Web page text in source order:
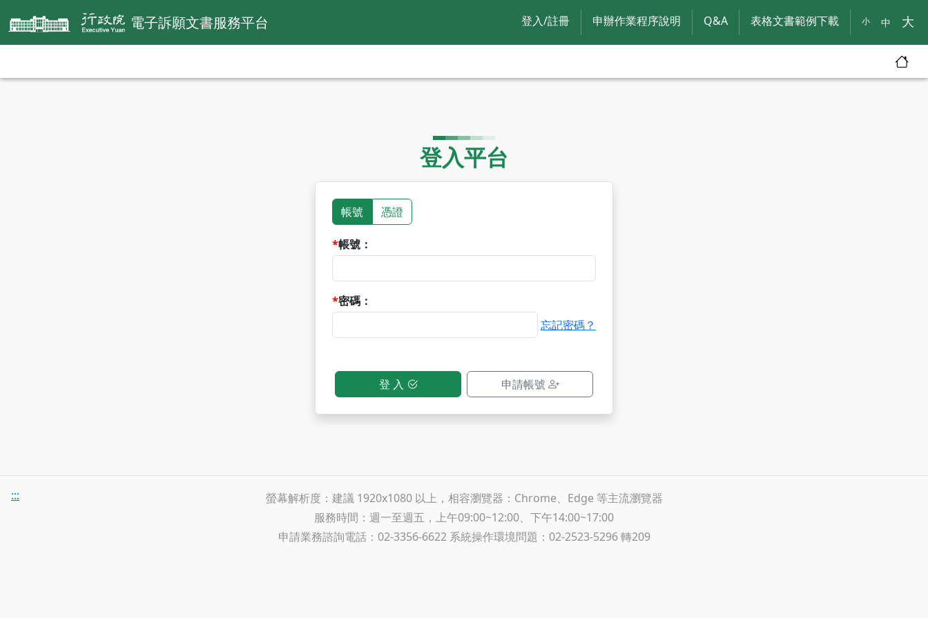
電子訴願文書服務平台 登入/註冊 申辦作業程序說明 Q&A 表格文書範例下載 小 中 大
登入平台
帳號 憑證
帳號：
密碼：
忘記密碼？
登 入 申請帳號
:::
螢幕解析度：建議 1920x1080 以上，相容瀏覽器：Chrome、Edge 等主流瀏覽器
服務時間：週一至週五，上午09:00~12:00、下午14:00~17:00
申請業務諮詢電話：02-3356-6622 系統操作環境問題：02-2523-5296 轉209